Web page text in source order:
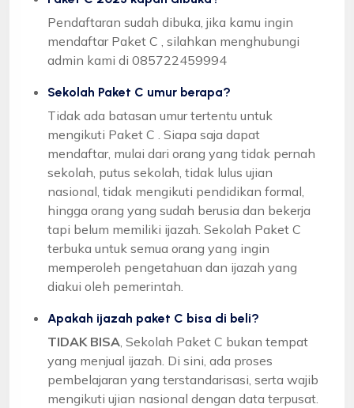
Pendaftaran sudah dibuka, jika kamu ingin
mendaftar Paket C , silahkan menghubungi
admin kami di 085722459994
Sekolah Paket C umur berapa?
Tidak ada batasan umur tertentu untuk
mengikuti Paket C . Siapa saja dapat
mendaftar, mulai dari orang yang tidak pernah
sekolah, putus sekolah, tidak lulus ujian
nasional, tidak mengikuti pendidikan formal,
hingga orang yang sudah berusia dan bekerja
tapi belum memiliki ijazah. Sekolah Paket C
terbuka untuk semua orang yang ingin
memperoleh pengetahuan dan ijazah yang
diakui oleh pemerintah.
Apakah ijazah paket C bisa di beli?
TIDAK BISA , Sekolah Paket C bukan tempat
yang menjual ijazah. Di sini, ada proses
pembelajaran yang terstandarisasi, serta wajib
mengikuti ujian nasional dengan data terpusat.